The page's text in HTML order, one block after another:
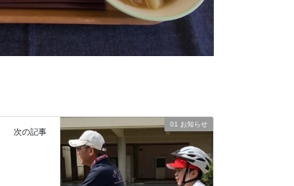
01 お知らせ
次の記事